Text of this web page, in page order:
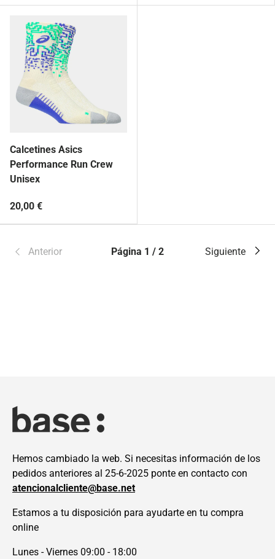
Calcetines Asics
Performance Run Crew
Unisex
20,00 €
Anterior Página 1 / 2 Siguiente
Hemos cambiado la web. Si necesitas información de los
pedidos anteriores al 25-6-2025 ponte en contacto con
atencionalcliente@base.net
Estamos a tu disposición para ayudarte en tu compra
online
Lunes - Viernes 09:00 - 18:00